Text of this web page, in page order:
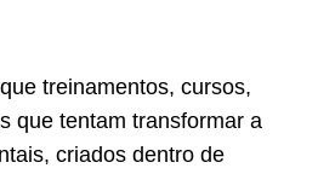
treinamentos, cursos,
que tentam transformar a
criados dentro de